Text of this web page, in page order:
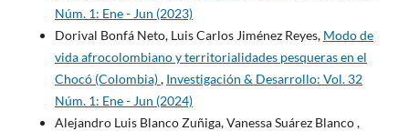
Núm. 1: Ene - Jun (2023)
Dorival Bonfá Neto, Luis Carlos Jiménez Reyes, Modo de
vida afrocolombiano y territorialidades pesqueras en el
Chocó (Colombia), Investigación & Desarrollo: Vol. 32
Núm. 1: Ene - Jun (2024)
Alejandro Luis Blanco Zuñiga, Vanessa Suárez Blanco ,